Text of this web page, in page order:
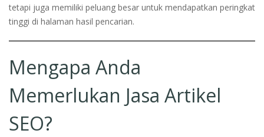
tetapi juga memiliki peluang besar untuk mendapatkan peringkat
tinggi di halaman hasil pencarian.
Mengapa Anda
Memerlukan Jasa Artikel
SEO?